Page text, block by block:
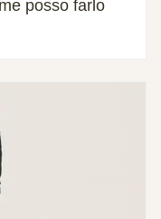
posso farlo